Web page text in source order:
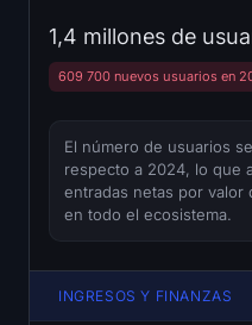
1,4 millones de
609 700 nuevos usuarios en
El número de usuarios
respecto a 2024, lo que
entradas netas por valor
en todo el ecosistema.
INGRESOS Y FINANZAS